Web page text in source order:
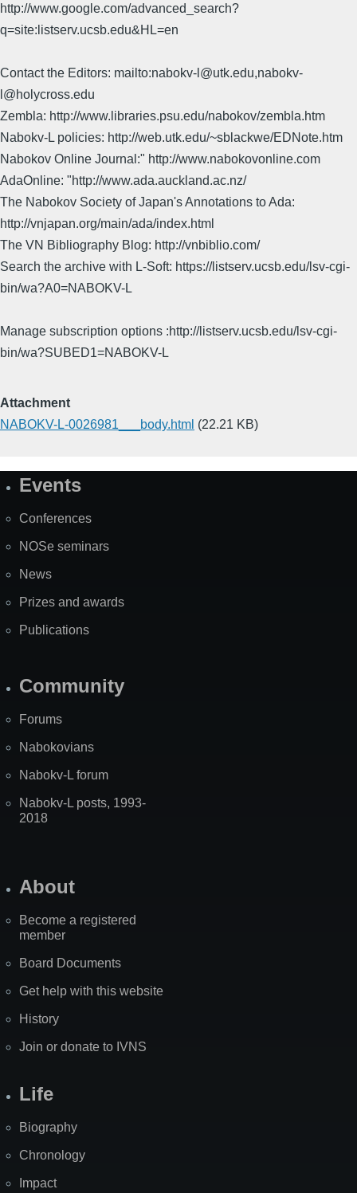
http://www.google.com/advanced_search?
q=site:listserv.ucsb.edu&HL=en
Contact the Editors: mailto:nabokv-l@utk.edu,nabokv-
l@holycross.edu
Zembla: http://www.libraries.psu.edu/nabokov/zembla.htm
Nabokv-L policies: http://web.utk.edu/~sblackwe/EDNote.htm
Nabokov Online Journal:" http://www.nabokovonline.com
AdaOnline: "http://www.ada.auckland.ac.nz/
The Nabokov Society of Japan's Annotations to Ada:
http://vnjapan.org/main/ada/index.html
The VN Bibliography Blog: http://vnbiblio.com/
Search the archive with L-Soft: https://listserv.ucsb.edu/lsv-cgi-
bin/wa?A0=NABOKV-L
Manage subscription options :http://listserv.ucsb.edu/lsv-cgi-
bin/wa?SUBED1=NABOKV-L
Attachment
NABOKV-L-0026981___body.html (22.21 KB)
SiteEvents
Conferences
NOSe seminars
News
Prizes and awards
Publications
Community
Forums
Nabokovians
Nabokv-L forum
Nabokv-L posts, 1993-
2018
About
Become a registered
member
Board Documents
Get help with this website
History
Join or donate to IVNS
Life
Biography
Chronology
Impact